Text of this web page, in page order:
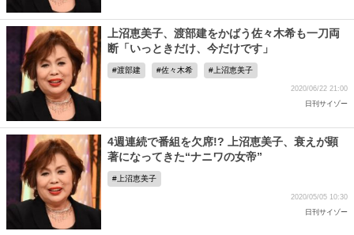
上沼恵美子、渡部建をかばう佐々木希も一刀両
断「いっときだけ、今だけです」
渡部建 佐々木希 上沼恵美子
2020/06/22 21:00
日刊サイゾー
4週連続で番組を欠席!? 上沼恵美子、衰えが顕
著になってきた“ナニワの女帝”
上沼恵美子
2020/05/05 10:30
日刊サイゾー